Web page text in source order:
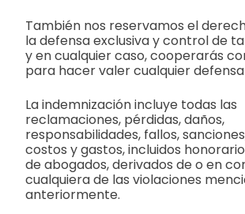
También nos reservamos el
la defensa exclusiva y control de
y en cualquier caso, cooperarás
para hacer valer cualquier
La indemnización incluye todas las
reclamaciones, pérdidas, daños,
responsabilidades, fallos,
costos y gastos, incluidos
de abogados, derivados de o en
cualquiera de las violaciones
anteriormente.